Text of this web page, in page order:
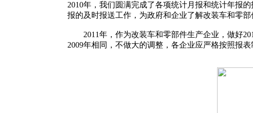
2010年，我们圆满完成了各项统计月报和统计年报
报的及时报送工作，为政府和企业了解改装车和零部
2011年，作为改装车和零部件生产企业，做好
2009年相同，不做大的调整，各企业应严格按照报表